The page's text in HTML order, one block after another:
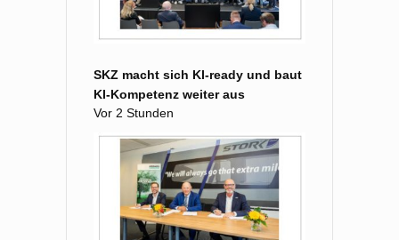
SKZ macht sich KI-ready und baut
KI-Kompetenz weiter aus
Vor 2 Stunden